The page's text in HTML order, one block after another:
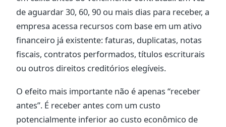
de aguardar 30, 60, 90 ou mais dias para receber, a
empresa acessa recursos com base em um ativo
financeiro já existente: faturas, duplicatas, notas
fiscais, contratos performados, títulos escriturais
ou outros direitos creditórios elegíveis.
O efeito mais importante não é apenas “receber
antes”. É receber antes com um custo
potencialmente inferior ao custo econômico de